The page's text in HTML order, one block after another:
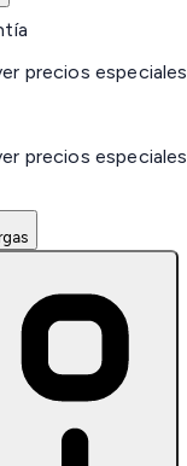
precios especiales
precios especiales